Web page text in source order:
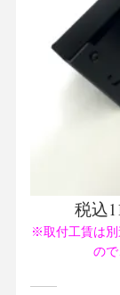
税込
※取付工賃は別
ので